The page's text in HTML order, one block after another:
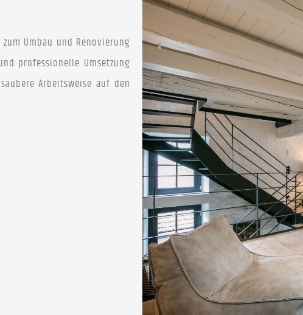
Umbau und Renovierung
professionelle Umsetzung
Arbeitsweise auf den